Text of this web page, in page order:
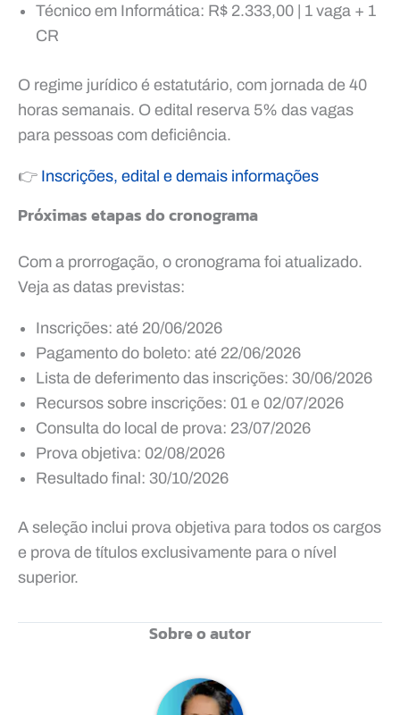
Técnico em Informática: R$ 2.333,00 | 1 vaga + 1
CR
O regime jurídico é estatutário, com jornada de 40
horas semanais. O edital reserva 5% das vagas
para pessoas com deficiência.
👉 Inscrições, edital e demais informações
Próximas etapas do cronograma
Com a prorrogação, o cronograma foi atualizado.
Veja as datas previstas:
Inscrições: até 20/06/2026
Pagamento do boleto: até 22/06/2026
Lista de deferimento das inscrições: 30/06/2026
Recursos sobre inscrições: 01 e 02/07/2026
Consulta do local de prova: 23/07/2026
Prova objetiva: 02/08/2026
Resultado final: 30/10/2026
A seleção inclui prova objetiva para todos os cargos
e prova de títulos exclusivamente para o nível
superior.
Sobre o autor